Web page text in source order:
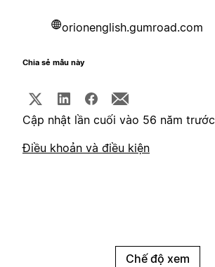
orionenglish.gumroad.com
Chia sẻ mẫu này
Cập nhật lần cuối vào 56 năm trước
Điều khoản và điều kiện
Chế độ xem